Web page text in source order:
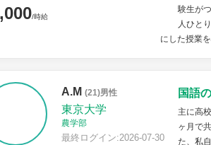
/時給
験生が
人ひと
にした授業
A.M (21)男性
東京大学
農学部
最終ログイン:2026-07-30
国語
主に高
ヶ月で
た、私